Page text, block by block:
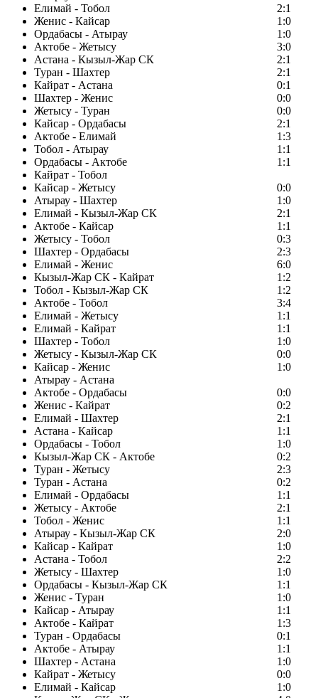
Елимай - Тобол
2:1
Женис - Кайсар
1:0
Ордабасы - Атырау
1:0
Актобе - Жетысу
3:0
Астана - Кызыл-Жар СК
2:1
Туран - Шахтер
2:1
Кайрат - Астана
0:1
Шахтер - Женис
0:0
Жетысу - Туран
0:0
Кайсар - Ордабасы
2:1
Актобе - Елимай
1:3
Тобол - Атырау
1:1
Ордабасы - Актобе
1:1
Кайрат - Тобол
Кайсар - Жетысу
0:0
Атырау - Шахтер
1:0
Елимай - Кызыл-Жар СК
2:1
Актобе - Кайсар
1:1
Жетысу - Тобол
0:3
Шахтер - Ордабасы
2:3
Елимай - Женис
6:0
Кызыл-Жар СК - Кайрат
1:2
Тобол - Кызыл-Жар СК
1:2
Актобе - Тобол
3:4
Елимай - Жетысу
1:1
Елимай - Кайрат
1:1
Шахтер - Тобол
1:0
Жетысу - Кызыл-Жар СК
0:0
Кайсар - Женис
1:0
Атырау - Астана
Актобе - Ордабасы
0:0
Женис - Кайрат
0:2
Елимай - Шахтер
2:1
Астана - Кайсар
1:1
Ордабасы - Тобол
1:0
Кызыл-Жар СК - Актобе
0:2
Туран - Жетысу
2:3
Туран - Астана
0:2
Елимай - Ордабасы
1:1
Жетысу - Актобе
2:1
Тобол - Женис
1:1
Атырау - Кызыл-Жар СК
2:0
Кайсар - Кайрат
1:0
Астана - Тобол
2:2
Жетысу - Шахтер
1:0
Ордабасы - Кызыл-Жар СК
1:1
Женис - Туран
1:0
Кайсар - Атырау
1:1
Актобе - Кайрат
1:3
Туран - Ордабасы
0:1
Актобе - Атырау
1:1
Шахтер - Астана
1:0
Кайрат - Жетысу
0:0
Елимай - Кайсар
1:0